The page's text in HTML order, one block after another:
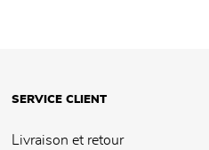
SERVICE CLIENT
Livraison et retour